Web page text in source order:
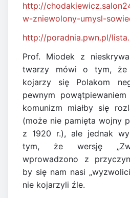
http://
w-zniewolony-umysl-
http://poradnia.pwn.pl/
Prof. Miodek z
twarzy mówi o tym, że
kojarzy się Polakom
pewnym
komunizm miałby się
(może nie pamięta wojny
z 1920 r.), ale jednak
tym, że wersję
wprowadzono z
by się nam nasi
nie kojarzyli źle.